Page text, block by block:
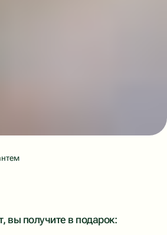
вы получите в подарок: